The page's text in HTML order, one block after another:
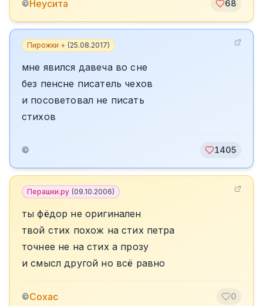
©Неусита 68
Пирожки + (25.08.2017)
мне явился давеча во сне
без пенсне писатель чехов
и посоветовал не писать
стихов
© 1405
Перашки.ру (09.10.2006)
ты фёдор не оригинален
твой стих похож на стих петра
точнее не на стих а прозу
и смысл другой но всё равно
©Сохас 0